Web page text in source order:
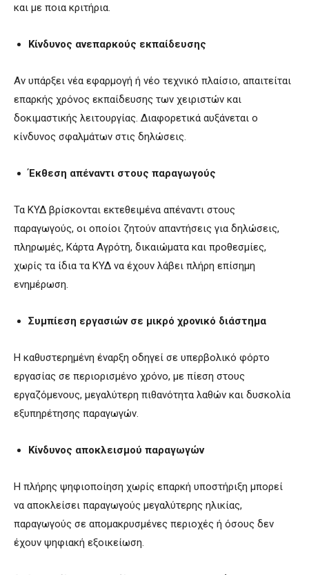
και με ποια κριτήρια.
Κίνδυνος ανεπαρκούς εκπαίδευσης
Αν υπάρξει νέα εφαρμογή ή νέο τεχνικό πλαίσιο, απαιτείται
επαρκής χρόνος εκπαίδευσης των χειριστών και
δοκιμαστικής λειτουργίας. Διαφορετικά αυξάνεται ο
κίνδυνος σφαλμάτων στις δηλώσεις.
Έκθεση απέναντι στους παραγωγούς
Τα ΚΥΔ βρίσκονται εκτεθειμένα απέναντι στους
παραγωγούς, οι οποίοι ζητούν απαντήσεις για δηλώσεις,
πληρωμές, Κάρτα Αγρότη, δικαιώματα και προθεσμίες,
χωρίς τα ίδια τα ΚΥΔ να έχουν λάβει πλήρη επίσημη
ενημέρωση.
Συμπίεση εργασιών σε μικρό χρονικό διάστημα
Η καθυστερημένη έναρξη οδηγεί σε υπερβολικό φόρτο
εργασίας σε περιορισμένο χρόνο, με πίεση στους
εργαζόμενους, μεγαλύτερη πιθανότητα λαθών και δυσκολία
εξυπηρέτησης παραγωγών.
Κίνδυνος αποκλεισμού παραγωγών
Η πλήρης ψηφιοποίηση χωρίς επαρκή υποστήριξη μπορεί
να αποκλείσει παραγωγούς μεγαλύτερης ηλικίας,
παραγωγούς σε απομακρυσμένες περιοχές ή όσους δεν
έχουν ψηφιακή εξοικείωση.